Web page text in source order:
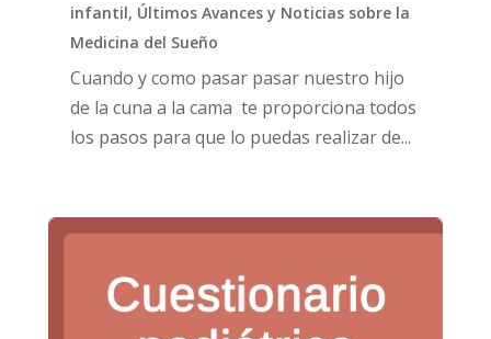
infantil, Últimos Avances y Noticias sobre la
Medicina del Sueño
Cuando y como pasar pasar nuestro hijo
de la cuna a la cama te proporciona todos
los pasos para que lo puedas realizar de...